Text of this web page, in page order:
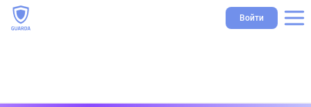
Войти